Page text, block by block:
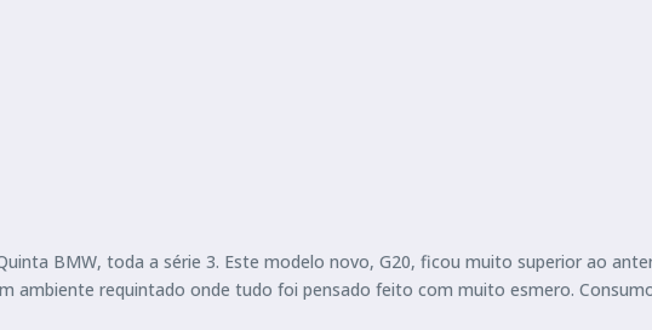
BMW, toda a série 3. Este modelo novo, G20, ficou muito superior ao
ambiente requintado onde tudo foi pensado feito com muito esmero.